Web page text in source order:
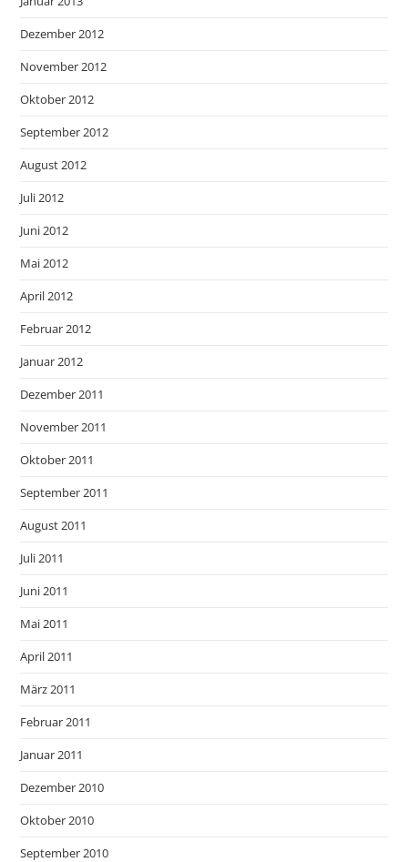
Dezember 2012
November 2012
Oktober 2012
September 2012
August 2012
Juli 2012
Juni 2012
Mai 2012
April 2012
Februar 2012
Januar 2012
Dezember 2011
November 2011
Oktober 2011
September 2011
August 2011
Juli 2011
Juni 2011
Mai 2011
April 2011
März 2011
Februar 2011
Januar 2011
Dezember 2010
Oktober 2010
September 2010